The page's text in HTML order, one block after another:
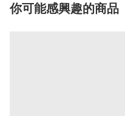
你可能感興趣的商品